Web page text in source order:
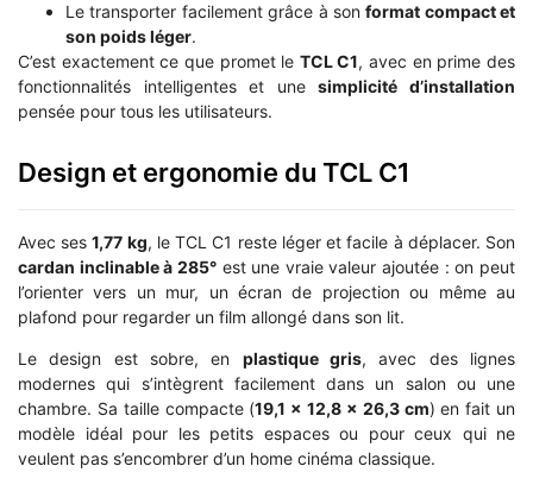
Le transporter facilement grâce à sonformat compact et
son poids léger.
C’est exactement ce que promet le TCL C1, avec en prime des
fonctionnalités intelligentes et unesimplicité d’installation
pensée pour tous les utilisateurs.
Design et ergonomie du TCL C1
Avec ses1,77 kg, le TCL C1 reste léger et facile à déplacer. Son
cardan inclinable à 285°est une vraie valeur ajoutée : on peut
l’orienter vers un mur, un écran de projection ou même au
plafond pour regarder un film allongé dans son lit.
Le design est sobre, en plastique gris, avec des lignes
modernes qui s’intègrent facilement dans un salon ou une
chambre. Sa taille compacte (19,1 x 12,8 x 26,3 cm) en fait un
modèle idéal pour les petits espaces ou pour ceux qui ne
veulent pas s’encombrer d’un home cinéma classique.